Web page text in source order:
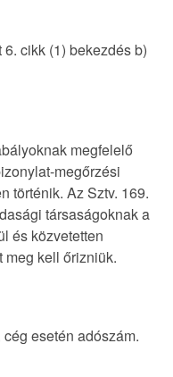
cikk (1) bekezdés b)
megfelelő
megőrzési
történik. Az Sztv. 169.
társaságoknak a
és közvetetten
meg kell őrizniük.
esetén adószám.